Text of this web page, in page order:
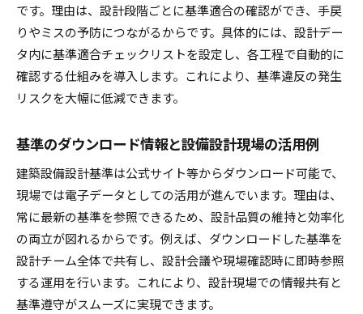
です。理由は、設計段階ごとに基準適合の確認ができ、手戻
りやミスの予防につながるからです。具体的には、設計デー
タ内に基準適合チェックリストを設定し、各工程で自動的に
確認する仕組みを導入します。これにより、基準違反の発生
リスクを大幅に低減できます。
基準のダウンロード情報と設備設計現場の活用例
建築設備設計基準は公式サイト等からダウンロード可能で、
現場では電子データとしての活用が進んでいます。理由は、
常に最新の基準を参照できるため、設計品質の維持と効率化
の両立が図れるからです。例えば、ダウンロードした基準を
設計チーム全体で共有し、設計会議や現場確認時に即時参照
する運用を行います。これにより、設計現場での情報共有と
基準遵守がスムーズに実現できます。